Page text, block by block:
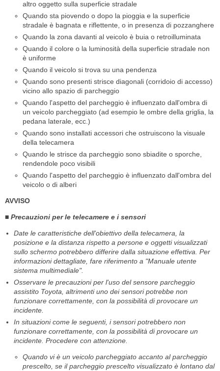
altro oggetto sulla superficie stradale
Quando sta piovendo o dopo la pioggia e la superficie
stradale è bagnata e riflettente, o in presenza di pozzanghere
Quando la zona davanti al veicolo è buia o retroilluminata
Quando il colore o la luminosità della superficie stradale non
è uniforme
Quando il veicolo si trova su una pendenza
Quando sono presenti strisce diagonali (corridoio di accesso)
vicino allo spazio di parcheggio
Quando l'aspetto del parcheggio è influenzato dall'ombra di
un veicolo parcheggiato (ad esempio le ombre della griglia, la
pedana laterale, ecc.)
Quando sono installati accessori che ostruiscono la visuale
della telecamera
Quando le strisce da parcheggio sono sbiadite o sporche,
rendendole poco visibili
Quando l'aspetto del parcheggio è influenzato dall'ombra del
veicolo o di alberi
AVVISO
■ Precauzioni per le telecamere e i sensori
Date le caratteristiche dell'obiettivo della telecamera, la
posizione e la distanza rispetto a persone e oggetti visualizzati
sullo schermo potrebbero differire dalla situazione effettiva. Per
informazioni dettagliate, fare riferimento a "Manuale utente
sistema multimediale".
Osservare le precauzioni per l'uso del sensore parcheggio
assistito Toyota, altrimenti uno dei sensori potrebbe non
funzionare correttamente, con la possibilità di provocare un
incidente.
In situazioni come le seguenti, i sensori potrebbero non
funzionare correttamente, con la possibilità di provocare un
incidente. Procedere con attenzione.
Quando vi è un veicolo parcheggiato accanto al parcheggio
prescelto, se il parcheggio prescelto visualizzato è lontano dal